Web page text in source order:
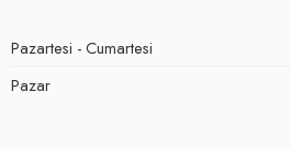
Pazartesi - Cumartesi
Pazar